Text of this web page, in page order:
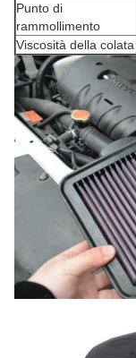
Punto di
rammollimento
Viscosità della colata